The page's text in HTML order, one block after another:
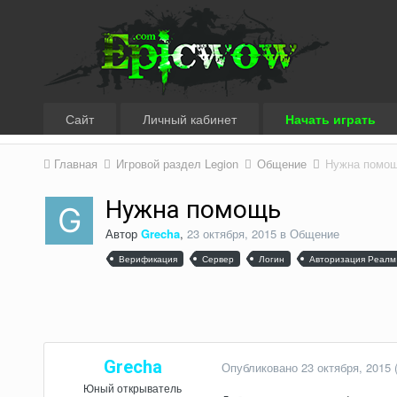
Сайт Личный кабинет Начать играть
Главная Игровой раздел Legion Общение Нужна
Нужна помощь
Автор Grecha, 23 октября, 2015в Общение
Верификация Сервер Логин Авторизация Реалм
Grecha
Юный открыватель
Опубликовано 23 октября, 2015